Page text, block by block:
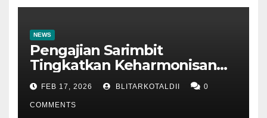
NEWS
Pengajian Sarimbit
Tingkatkan Keharmonisan
dan Keromantisan Pasutri
FEB 17, 2026 BLITARKOTALDII 0
COMMENTS